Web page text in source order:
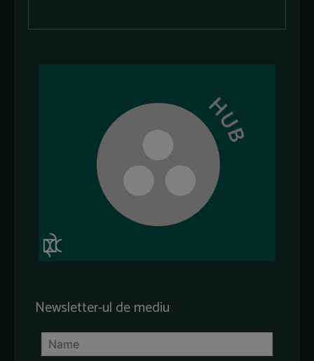
Newsletter-ul de mediu